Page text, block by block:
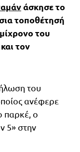
άσκησε το
τοποθέτησή
του
και τον
του
ανέφερε
παρκέ, ο
5» στην